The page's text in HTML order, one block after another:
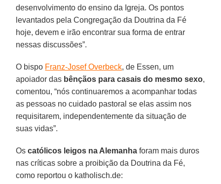
desenvolvimento do ensino da Igreja. Os pontos
levantados pela Congregação da Doutrina da Fé
hoje, devem e irão encontrar sua forma de entrar
nessas discussões”.
O bispo Franz-Josef Overbeck, de Essen, um
apoiador das bênçãos para casais do mesmo sexo,
comentou, “nós continuaremos a acompanhar todas
as pessoas no cuidado pastoral se elas assim nos
requisitarem, independentemente da situação de
suas vidas”.
Oscatólicos leigos na Alemanha foram mais duros
nas críticas sobre a proibição da Doutrina da Fé,
como reportou o katholisch.de: